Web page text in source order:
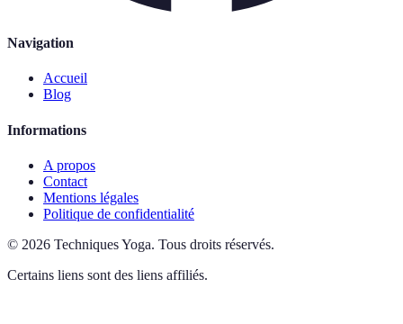
Navigation
Accueil
Blog
Informations
A propos
Contact
Mentions légales
Politique de confidentialité
© 2026 Techniques Yoga. Tous droits réservés.
Certains liens sont des liens affiliés.